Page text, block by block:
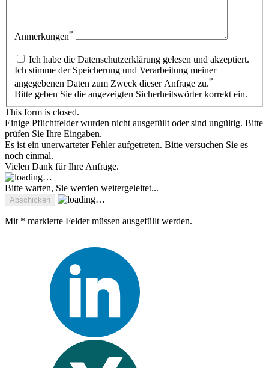
Anmerkungen*
Ich habe die Datenschutzerklärung gelesen und akzeptiert.
Ich stimme der Speicherung und Verarbeitung meiner
angegebenen Daten zum Zweck dieser Anfrage zu.*
Bitte geben Sie die angezeigten Sicherheitswörter korrekt ein.
This form is closed.
Einige Pflichtfelder wurden nicht ausgefüllt oder sind ungültig. Bitte
prüfen Sie Ihre Eingaben.
Es ist ein unerwarteter Fehler aufgetreten. Bitte versuchen Sie es
noch einmal.
Vielen Dank für Ihre Anfrage.
Bitte warten, Sie werden weitergeleitet...
Mit * markierte Felder müssen ausgefüllt werden.